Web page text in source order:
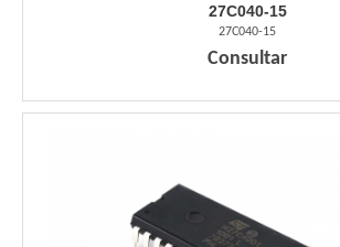
27C040-15
27C040-15
Consultar